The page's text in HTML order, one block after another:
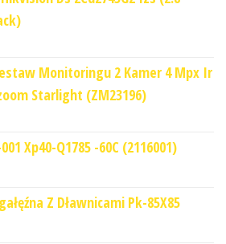
Monitoringu 2 Kamer 4 Mpx Ir
Starlight (ZM23196)
Xp40-Q1785 -60C (2116001)
Z Dławnicami Pk-85X85